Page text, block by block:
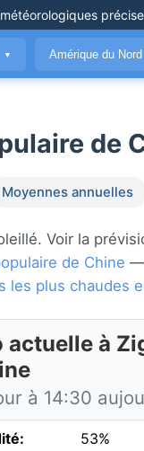
▼ Amérique du Nord
Moyennes annuelles
Voir la
de Chine —
les plus chaudes
actuelle à
à 14:30
53%